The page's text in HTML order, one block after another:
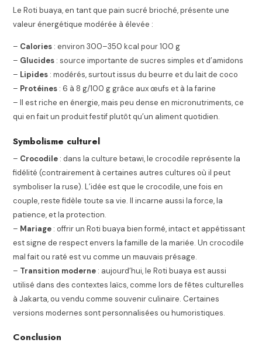
Le Roti buaya, en tant que pain sucré brioché, présente une
valeur énergétique modérée à élevée :
– Calories : environ 300–350 kcal pour 100 g
– Glucides : source importante de sucres simples et d’amidons
– Lipides : modérés, surtout issus du beurre et du lait de coco
– Protéines : 6 à 8 g/100 g grâce aux œufs et à la farine
– Il est riche en énergie, mais peu dense en micronutriments, ce
qui en fait un produit festif plutôt qu’un aliment quotidien.
Symbolisme culturel
– Crocodile : dans la culture betawi, le crocodile représente la
fidélité (contrairement à certaines autres cultures où il peut
symboliser la ruse). L’idée est que le crocodile, une fois en
couple, reste fidèle toute sa vie. Il incarne aussi la force, la
patience, et la protection.
– Mariage : offrir un Roti buaya bien formé, intact et appétissant
est signe de respect envers la famille de la mariée. Un crocodile
mal fait ou raté est vu comme un mauvais présage.
– Transition moderne : aujourd’hui, le Roti buaya est aussi
utilisé dans des contextes laïcs, comme lors de fêtes culturelles
à Jakarta, ou vendu comme souvenir culinaire. Certaines
versions modernes sont personnalisées ou humoristiques.
Conclusion